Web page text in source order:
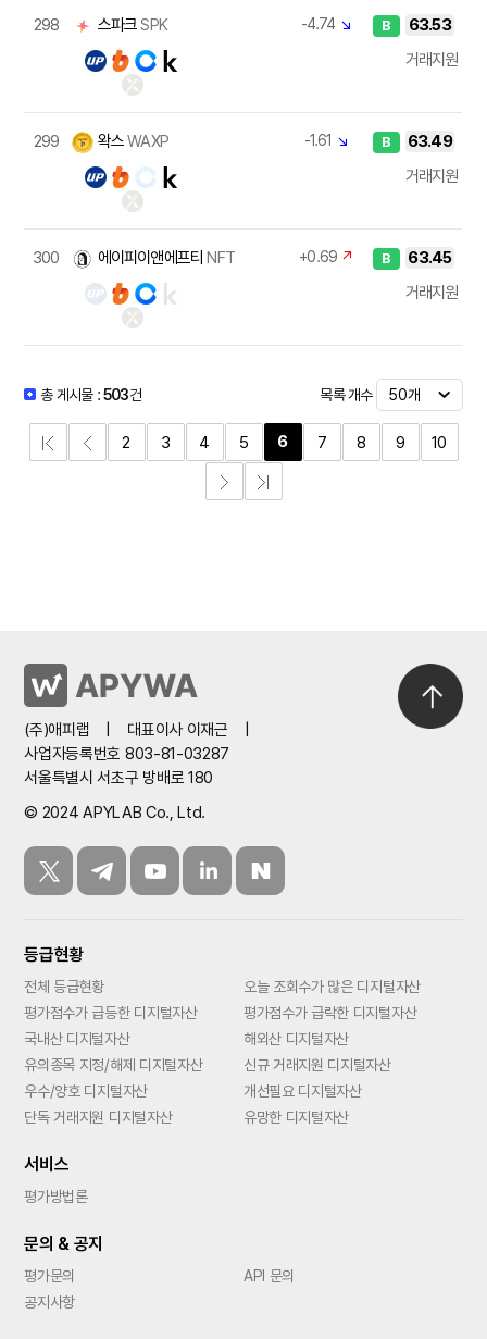
298 스파크SPK -4.74 ↘ B
63.53
거래지원
299 왁스WAXP -1.61 ↘ B
63.49
거래지원
300 에이피이앤에프티NFT +0.69 ↗ B
63.45
거래지원
총 게시물 :503건
2 3 4 5 6 7 8 9 10
목록 개수
(주)애피랩 대표이사 이재근
사업자등록번호 803-81-03287
서울특별시 서초구 방배로 180
© 2024 APYLAB Co., Ltd.
등급현황
전체 등급현황
오늘 조회수가 많은 디지털자산
평가점수가 급등한 디지털자산
평가점수가 급락한 디지털자산
국내산 디지털자산
해외산 디지털자산
유의종목 지정/해제 디지털자산
신규 거래지원 디지털자산
우수/양호 디지털자산
개선필요 디지털자산
단독 거래지원 디지털자산
유망한 디지털자산
서비스
평가방법론
문의 & 공지
평가문의
API 문의
공지사항